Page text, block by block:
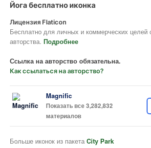
Йога бесплатно иконка
Лицензия Flaticon
Бесплатно для личных и коммерческих целей
авторства. Подробнее
Ссылка на авторство обязательна.
Как ссылаться на авторство?
Magnific
Показать все 3,282,832
материалов
Больше иконок из пакета City Park